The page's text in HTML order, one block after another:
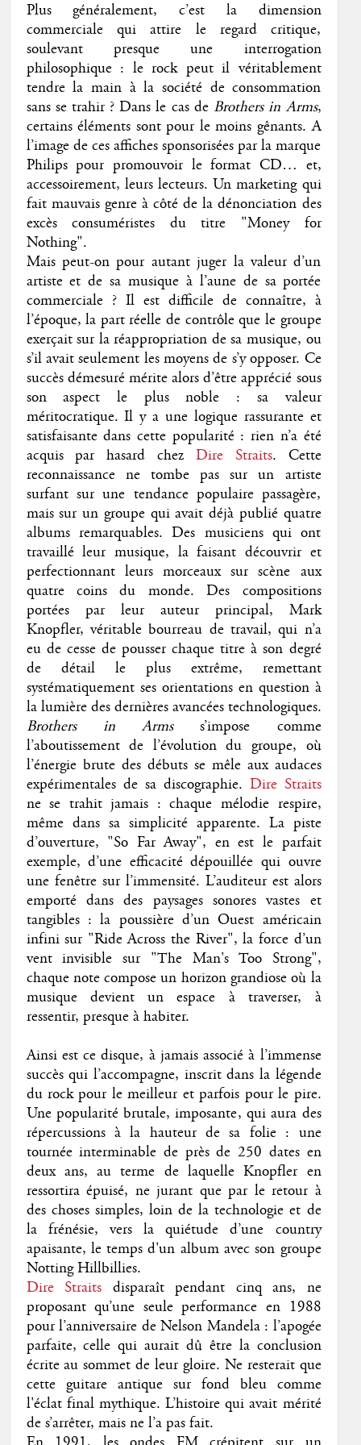
Plus généralement, c’est la dimension
commerciale qui attire le regard critique,
soulevant presque une interrogation
philosophique : le rock peut il véritablement
tendre la main à la société de consommation
sans se trahir ? Dans le cas de Brothers in Arms,
certains éléments sont pour le moins gênants. A
l’image de ces affiches sponsorisées par la marque
Philips pour promouvoir le format CD… et,
accessoirement, leurs lecteurs. Un marketing qui
fait mauvais genre à côté de la dénonciation des
excès consuméristes du titre "Money for
Nothing".
Mais peut-on pour autant juger la valeur d’un
artiste et de sa musique à l’aune de sa portée
commerciale ? Il est difficile de connaître, à
l’époque, la part réelle de contrôle que le groupe
exerçait sur la réappropriation de sa musique, ou
s’il avait seulement les moyens de s’y opposer. Ce
succès démesuré mérite alors d’être apprécié sous
son aspect le plus noble : sa valeur
méritocratique. Il y a une logique rassurante et
satisfaisante dans cette popularité : rien n’a été
acquis par hasard chez Dire Straits. Cette
reconnaissance ne tombe pas sur un artiste
surfant sur une tendance populaire passagère,
mais sur un groupe qui avait déjà publié quatre
albums remarquables. Des musiciens qui ont
travaillé leur musique, la faisant découvrir et
perfectionnant leurs morceaux sur scène aux
quatre coins du monde. Des compositions
portées par leur auteur principal, Mark
Knopfler, véritable bourreau de travail, qui n’a
eu de cesse de pousser chaque titre à son degré
de détail le plus extrême, remettant
systématiquement ses orientations en question à
la lumière des dernières avancées technologiques.
Brothers in Armss’impose comme
l’aboutissement de l’évolution du groupe, où
l’énergie brute des débuts se mêle aux audaces
expérimentales de sa discographie. Dire Straits
ne se trahit jamais : chaque mélodie respire,
même dans sa simplicité apparente. La piste
d’ouverture, "So Far Away", en est le parfait
exemple, d’une efficacité dépouillée qui ouvre
une fenêtre sur l’immensité. L’auditeur est alors
emporté dans des paysages sonores vastes et
tangibles : la poussière d’un Ouest américain
infini sur "Ride Across the River", la force d’un
vent invisible sur "The Man's Too Strong",
chaque note compose un horizon grandiose où la
musique devient un espace à traverser, à
ressentir, presque à habiter.
Ainsi est ce disque, à jamais associé à l’immense
succès qui l’accompagne, inscrit dans la légende
du rock pour le meilleur et parfois pour le pire.
Une popularité brutale, imposante, qui aura des
répercussions à la hauteur de sa folie : une
tournée interminable de près de 250 dates en
deux ans, au terme de laquelle Knopfler en
ressortira épuisé, ne jurant que par le retour à
des choses simples, loin de la technologie et de
la frénésie, vers la quiétude d’une country
apaisante, le temps d'un album avec son groupe
Notting Hillbillies.
Dire Straits disparaît pendant cinq ans, ne
proposant qu’une seule performance en 1988
pour l’anniversaire de Nelson Mandela : l’apogée
parfaite, celle qui aurait dû être la conclusion
écrite au sommet de leur gloire. Ne resterait que
cette guitare antique sur fond bleu comme
l'éclat final mythique. L’histoire qui avait mérité
de s’arrêter, mais ne l’a pas fait.